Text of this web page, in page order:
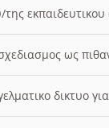
ως
δικτυο